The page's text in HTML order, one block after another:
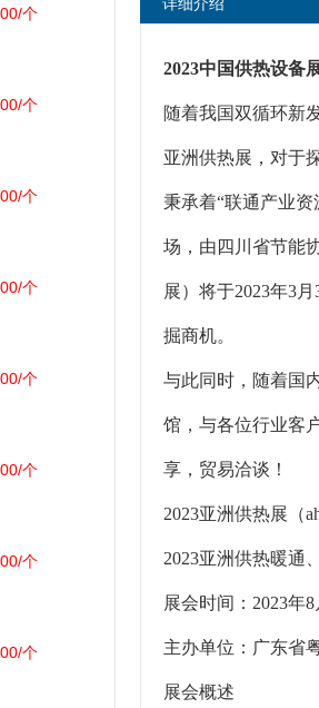
2023中国供热设备
随着我国双循环新
亚洲供热展，对于
秉承着“联通产业
场，由四川省节能
展）将于2023年3
掘商机。
与此同时，随着国
馆，与各位行业客
享，贸易洽谈！
2023亚洲供热展（
2023亚洲供热暖通
展会时间：2023
主办单位：广东省
展会概述
个
个
个
个
个
个
个
个